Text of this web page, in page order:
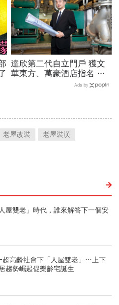
達欣第二代自立門戶 獲文
華東方、萬豪酒店指名 斷
開富爸爸 長佳拚出資優成
Ads by
老屋改裝
老屋裝潢
屋雙老」時代，誰來解答下一個安
超高齡社會下「人屋雙老」…上下
趨勢崛起促樂齡宅誕生